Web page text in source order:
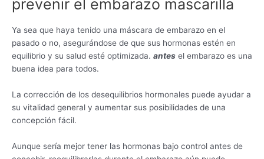
prevenir el embarazo mascarilla
Ya sea que haya tenido una máscara de embarazo en el
pasado o no, asegurándose de que sus hormonas estén en
equilibrio y su salud esté optimizada. antes el embarazo es una
buena idea para todos.
La corrección de los desequilibrios hormonales puede ayudar a
su vitalidad general y aumentar sus posibilidades de una
concepción fácil.
Aunque sería mejor tener las hormonas bajo control antes de